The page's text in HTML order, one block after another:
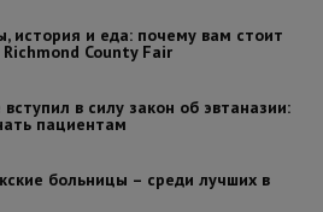
история и еда: почему вам стоит
County Fair
в силу закон об эвтаназии:
пациентам
больницы – среди лучших в